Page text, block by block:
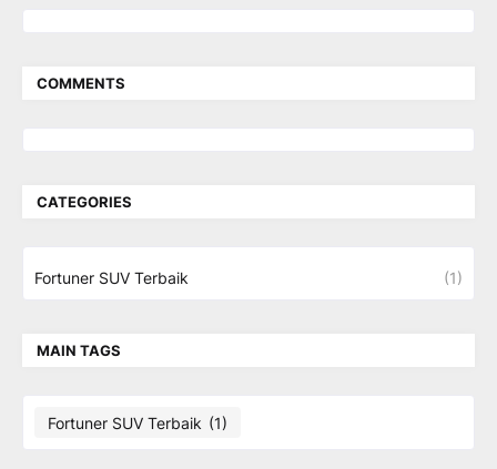
COMMENTS
CATEGORIES
Fortuner SUV Terbaik (1)
MAIN TAGS
Fortuner SUV Terbaik (1)